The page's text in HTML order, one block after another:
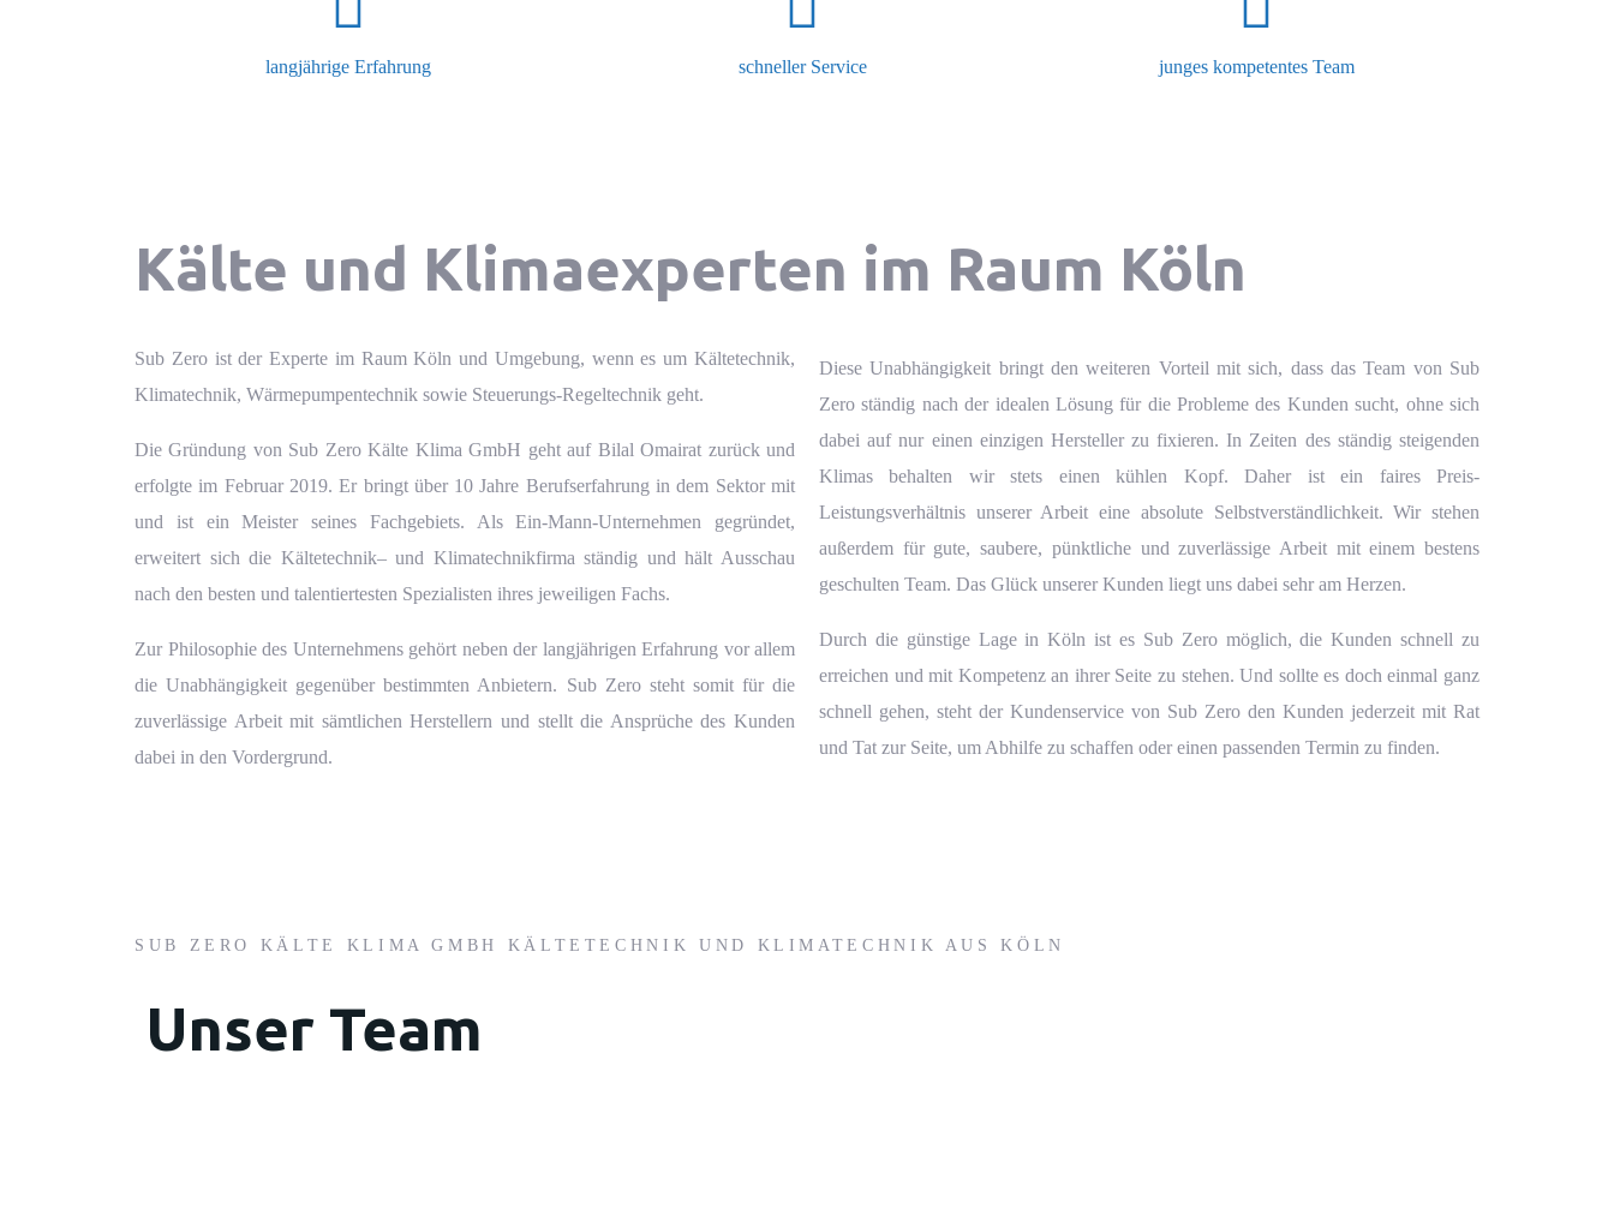
langjährige Erfahrung schneller Service junges kompetentes Team
Kälte und Klimaexperten im Raum Köln
Sub Zero ist der Experte im Raum Köln und Umgebung, wenn es um Kältetechnik,
Klimatechnik, Wärmepumpentechnik sowie Steuerungs-Regeltechnik geht.
Die Gründung von Sub Zero Kälte Klima GmbH geht auf Bilal Omairat zurück und
erfolgte im Februar 2019. Er bringt über 10 Jahre Berufserfahrung in dem Sektor mit
und ist ein Meister seines Fachgebiets. Als Ein-Mann-Unternehmen gegründet,
erweitert sich die Kältetechnik– und Klimatechnikfirmaständig und hält Ausschau
nach den besten und talentiertesten Spezialisten ihres jeweiligen Fachs.
Zur Philosophie des Unternehmens gehört neben der langjährigen Erfahrung vor allem
die Unabhängigkeit gegenüber bestimmten Anbietern. Sub Zerosteht somit für die
zuverlässige Arbeit mit sämtlichen Herstellern und stellt die Ansprüche des Kunden
dabei in den Vordergrund.
Diese Unabhängigkeit bringt den weiteren Vorteil mit sich, dass das Team von Sub
Zero ständig nach der idealen Lösung für die Probleme des Kunden sucht, ohne sich
dabei auf nur einen einzigen Hersteller zu fixieren. In Zeiten des ständig steigenden
Klimas behalten wir stets einen kühlen Kopf. Daher ist ein faires Preis-
Leistungsverhältnis unserer Arbeit eine absolute Selbstverständlichkeit. Wir stehen
außerdem für gute, saubere, pünktliche und zuverlässige Arbeit mit einem bestens
geschulten Team. Das Glück unserer Kunden liegt uns dabei sehr am Herzen.
Durch die günstige Lage in Köln ist es Sub Zeromöglich, die Kunden schnell zu
erreichen und mit Kompetenz an ihrer Seite zu stehen. Und sollte es doch einmal ganz
schnell gehen, steht der Kundenservice von Sub Zero den Kunden jederzeit mit Rat
und Tat zur Seite, um Abhilfe zu schaffen oder einen passenden Termin zu finden.
SUB ZERO KÄLTE KLIMA GMBH KÄLTETECHNIK UND KLIMATECHNIK AUS KÖLN
Unser Team